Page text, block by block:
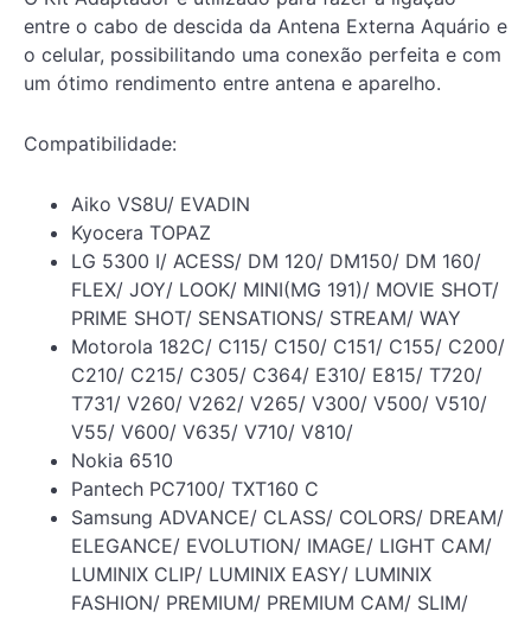
entre o cabo de descida da Antena Externa Aquário e
o celular, possibilitando uma conexão perfeita e com
um ótimo rendimento entre antena e aparelho.
Compatibilidade:
Aiko VS8U/ EVADIN
Kyocera TOPAZ
LG 5300 I/ ACESS/ DM 120/ DM150/ DM 160/
FLEX/ JOY/ LOOK/ MINI(MG 191)/ MOVIE SHOT/
PRIME SHOT/ SENSATIONS/ STREAM/ WAY
Motorola 182C/ C115/ C150/ C151/ C155/ C200/
C210/ C215/ C305/ C364/ E310/ E815/ T720/
T731/ V260/ V262/ V265/ V300/ V500/ V510/
V55/ V600/ V635/ V710/ V810/
Nokia 6510
Pantech PC7100/ TXT160 C
Samsung ADVANCE/ CLASS/ COLORS/ DREAM/
ELEGANCE/ EVOLUTION/ IMAGE/ LIGHT CAM/
LUMINIX CLIP/ LUMINIX EASY/ LUMINIX
FASHION/ PREMIUM/ PREMIUM CAM/ SLIM/